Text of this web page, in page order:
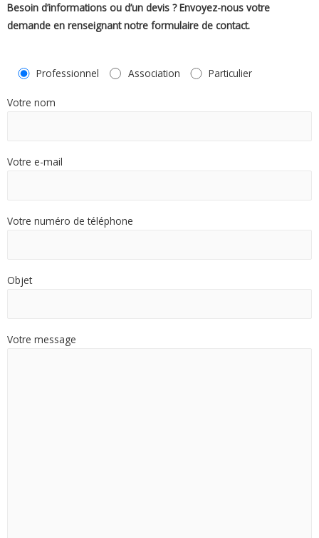
Besoin d’informations ou d’un devis ? Envoyez-nous votre
demande en renseignant notre formulaire de contact.
Professionnel Association Particulier
Votre nom
Votre e-mail
Votre numéro de téléphone
Objet
Votre message